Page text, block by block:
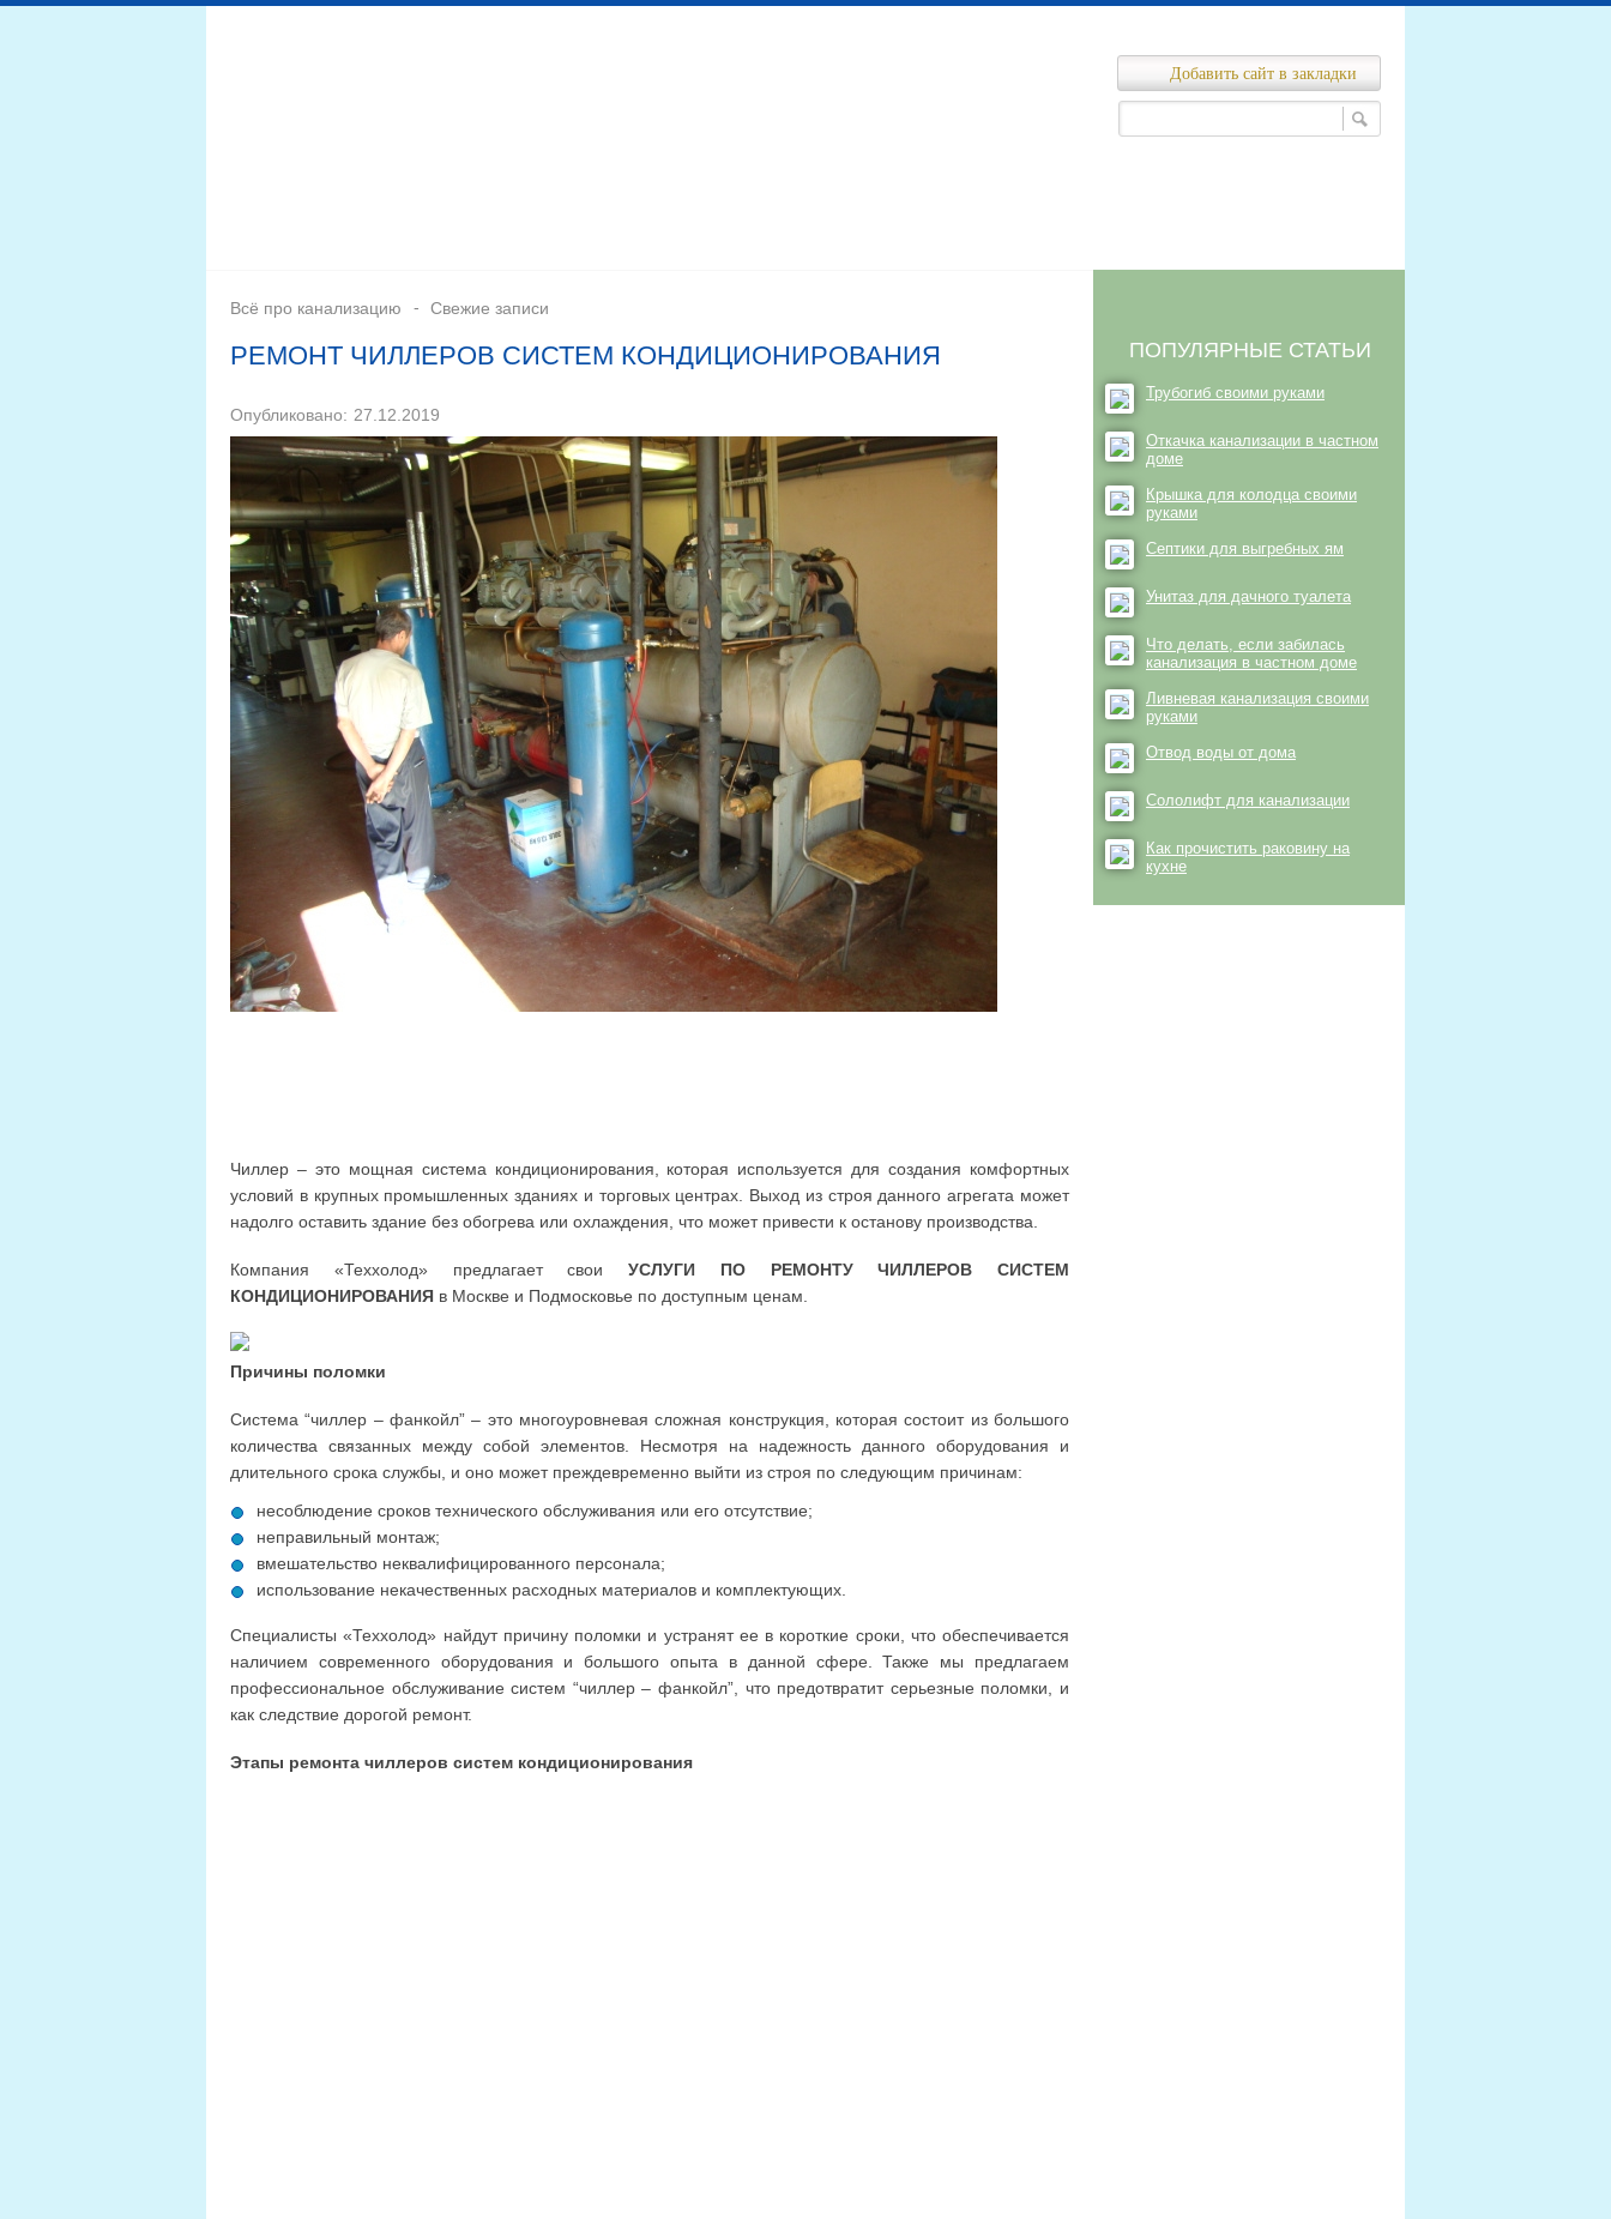
Добавить сайт в закладки
Всё про канализацию Свежие записи
РЕМОНТ ЧИЛЛЕРОВ СИСТЕМ КОНДИЦИОНИРОВАНИЯ
Опубликовано: 27.12.2019
Чиллер – это мощная система кондиционирования, которая используется для создания комфортных
условий в крупных промышленных зданиях и торговых центрах. Выход из строя данного агрегата может
надолго оставить здание без обогрева или охлаждения, что может привести к останову производства.
Компания «Теххолод» предлагает свои УСЛУГИ ПО РЕМОНТУ ЧИЛЛЕРОВ СИСТЕМ
КОНДИЦИОНИРОВАНИЯ в Москве и Подмосковье по доступным ценам.
Причины поломки
Система “чиллер – фанкойл” – это многоуровневая сложная конструкция, которая состоит из большого
количества связанных между собой элементов. Несмотря на надежность данного оборудования и
длительного срока службы, и оно может преждевременно выйти из строя по следующим причинам:
несоблюдение сроков технического обслуживания или его отсутствие;
неправильный монтаж;
вмешательство неквалифицированного персонала;
использование некачественных расходных материалов и комплектующих.
Специалисты «Теххолод» найдут причину поломки и устранят ее в короткие сроки, что обеспечивается
наличием современного оборудования и большого опыта в данной сфере. Также мы предлагаем
профессиональное обслуживание систем “чиллер – фанкойл”, что предотвратит серьезные поломки, и
как следствие дорогой ремонт.
Этапы ремонта чиллеров систем кондиционирования
ПОПУЛЯРНЫЕ СТАТЬИ
Трубогиб своими руками
Откачка канализации в частном
доме
Крышка для колодца своими
руками
Септики для выгребных ям
Унитаз для дачного туалета
Что делать, если забилась
канализация в частном доме
Ливневая канализация своими
руками
Отвод воды от дома
Сололифт для канализации
Как прочистить раковину на
кухне